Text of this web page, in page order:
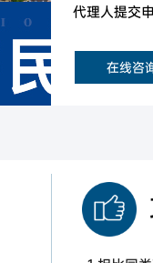
代理人提交申
在线咨